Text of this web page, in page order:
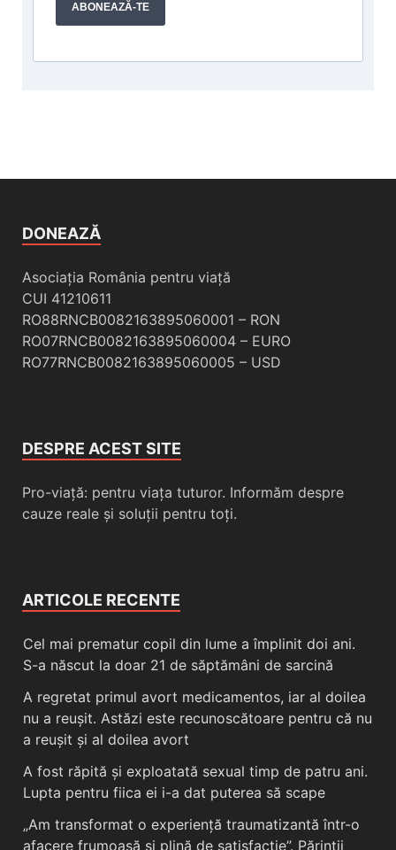
ABONEAZĂ-TE
DONEAZĂ
Asociația România pentru viață
CUI 41210611
RO88RNCB0082163895060001 – RON
RO07RNCB0082163895060004 – EURO
RO77RNCB0082163895060005 – USD
DESPRE ACEST SITE
Pro-viață: pentru viața tuturor. Informăm despre
cauze reale și soluții pentru toți.
ARTICOLE RECENTE
Cel mai prematur copil din lume a împlinit doi ani.
S-a născut la doar 21 de săptămâni de sarcină
A regretat primul avort medicamentos, iar al doilea
nu a reușit. Astăzi este recunoscătoare pentru că nu
a reușit și al doilea avort
A fost răpită și exploatată sexual timp de patru ani.
Lupta pentru fiica ei i-a dat puterea să scape
„Am transformat o experiență traumatizantă într-o
afacere frumoasă și plină de satisfacție”. Părinții